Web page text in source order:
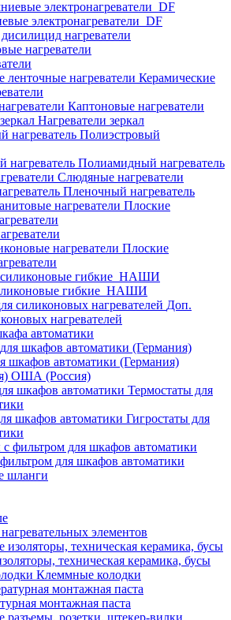
электронагреватели_DF
нагреватели
нагреватели
Керамические
Каптоновые нагреватели
Нагреватели зеркал
Полиэстровый
Полиамидный нагреватель
Слюдяные нагреватели
Пленочный нагреватель
Плоские
Плоские
гибкие_НАШИ
Доп.
нагревателей
автоматики
шкафов автоматики (Германия)
ОША (Россия)
Термостаты для
Гигростаты для
для шкафов автоматики
шланги
элементов
техническая керамика, бусы
Клеммные колодки
монтажная паста